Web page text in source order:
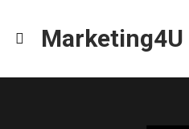
Marketing4U